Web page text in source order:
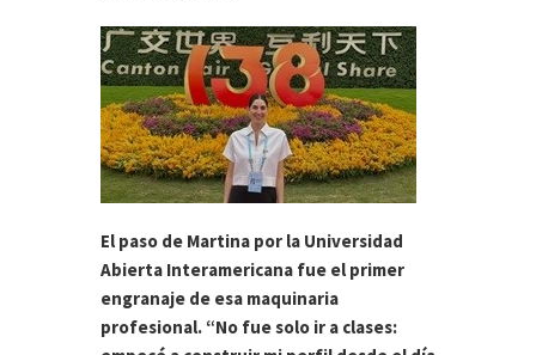
El paso de Martina por la Universidad
Abierta Interamericana fue el primer
engranaje de esa maquinaria
profesional. “No fue solo ir a clases: